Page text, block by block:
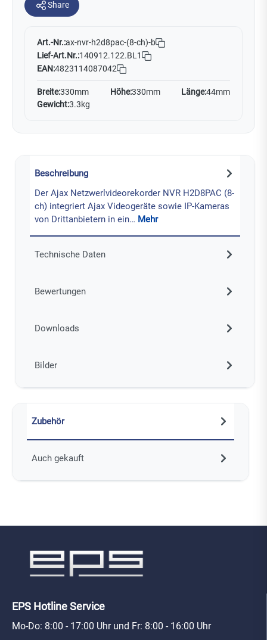
Share
Art.-Nr.:ax-nvr-h2d8pac-(8-ch)-b
Lief-Art.Nr.:140912.122.BL1
EAN:4823114087042
Breite:330mm Höhe:330mm Länge:44mm
Gewicht:3.3kg
Beschreibung
Der Ajax Netzwerlvideorekorder NVR H2D8PAC (8-
ch) integriert Ajax Videogeräte sowie IP-Kameras
von Drittanbietern in ein… Mehr
Technische Daten
Bewertungen
Downloads
Bilder
Zubehör
Auch gekauft
EPS Hotline Service
Mo-Do: 8:00 - 17:00 Uhr und Fr: 8:00 - 16:00 Uhr